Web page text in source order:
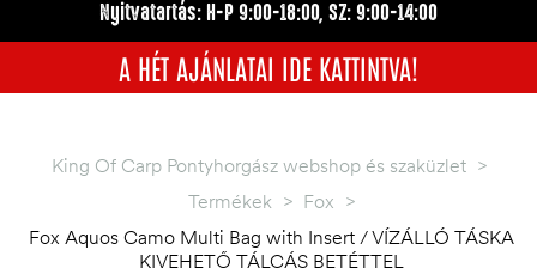
Nyitvatartás: H-P 9:00-18:00, SZ: 9:00-14:00
A HÉT AJÁNLATAI IDE KATTINTVA!
King Of Carp Pontyhorgász webshop és szaküzlet >
Termékek > Fox >
Fox Aquos Camo Multi Bag with Insert / VÍZÁLLÓ TÁSKA
KIVEHETŐ TÁLCÁS BETÉTTEL